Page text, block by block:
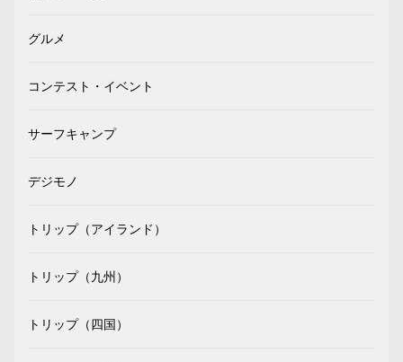
グルメ
コンテスト・イベント
サーフキャンプ
デジモノ
トリップ（アイランド）
トリップ（九州）
トリップ（四国）